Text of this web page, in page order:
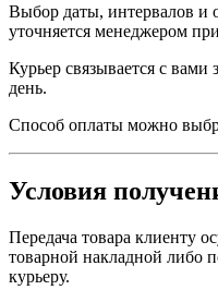
Выбор даты, интервалов и
уточняется менеджером
Курьер связывается с
день.
Способ оплаты можно
Условия
Передача товара клиенту
товарной накладной либо
курьеру.